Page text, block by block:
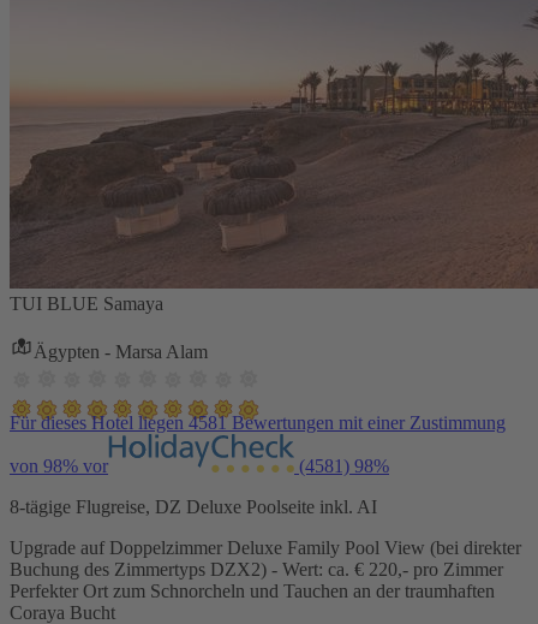
TUI BLUE Samaya
Ägypten - Marsa Alam
Für dieses Hotel liegen 4581 Bewertungen mit einer Zustimmung
von 98% vor (4581) 98%
8-tägige Flugreise, DZ Deluxe Poolseite inkl. AI
Upgrade auf Doppelzimmer Deluxe Family Pool View (bei direkter
Buchung des Zimmertyps DZX2) - Wert: ca. € 220,- pro Zimmer
Perfekter Ort zum Schnorcheln und Tauchen an der traumhaften
Coraya Bucht